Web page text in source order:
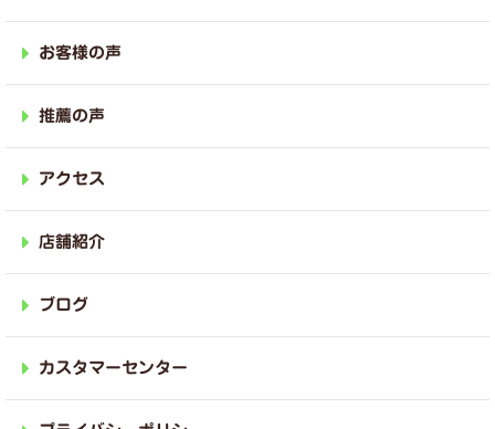
お客様の声
推薦の声
アクセス
店舗紹介
ブログ
カスタマーセンター